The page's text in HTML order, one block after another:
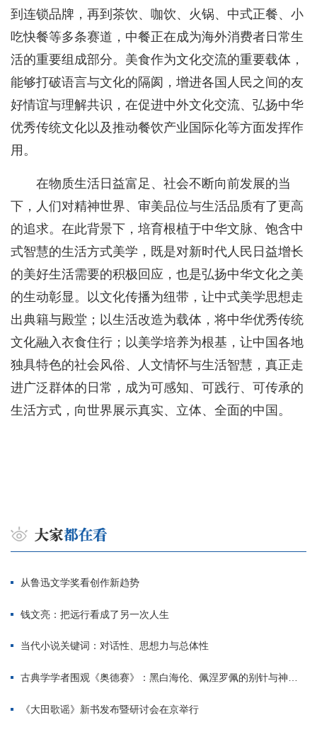
到连锁品牌，再到茶饮、咖饮、火锅、中式正餐、小
吃快餐等多条赛道，中餐正在成为海外消费者日常生
活的重要组成部分。美食作为文化交流的重要载体，
能够打破语言与文化的隔阂，增进各国人民之间的友
好情谊与理解共识，在促进中外文化交流、弘扬中华
优秀传统文化以及推动餐饮产业国际化等方面发挥作
用。
在物质生活日益富足、社会不断向前发展的当
下，人们对精神世界、审美品位与生活品质有了更高
的追求。在此背景下，培育根植于中华文脉、饱含中
式智慧的生活方式美学，既是对新时代人民日益增长
的美好生活需要的积极回应，也是弘扬中华文化之美
的生动彰显。以文化传播为纽带，让中式美学思想走
出典籍与殿堂；以生活改造为载体，将中华优秀传统
文化融入衣食住行；以美学培养为根基，让中国各地
独具特色的社会风俗、人文情怀与生活智慧，真正走
进广泛群体的日常，成为可感知、可践行、可传承的
生活方式，向世界展示真实、立体、全面的中国。
从鲁迅文学奖看创作新趋势
钱文亮：把远行看成了另一次人生
当代小说关键词：对话性、思想力与总体性
古典学学者围观《奥德赛》：黑白海伦、佩涅罗佩的别针与神秘入侵者
《大田歌谣》新书发布暨研讨会在京举行